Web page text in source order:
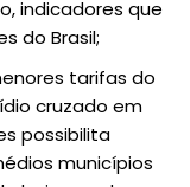
indicadores que
do Brasil;
tarifas do
cruzado em
possibilita
municípios